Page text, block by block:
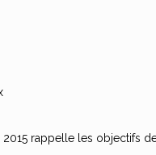
2015 rappelle les objectifs